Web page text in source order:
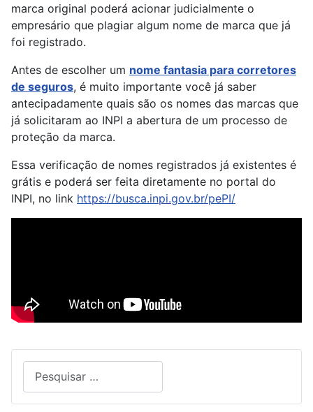
marca original poderá acionar judicialmente o
empresário que plagiar algum nome de marca que já
foi registrado.
Antes de escolher um nome fantasia para corretores
de seguros, é muito importante você já saber
antecipadamente quais são os nomes das marcas que
já solicitaram ao INPI a abertura de um processo de
proteção da marca.
Essa verificação de nomes registrados já existentes é
grátis e poderá ser feita diretamente no portal do
INPI, no link https://busca.inpi.gov.br/pePI/
Type 2 or more characters for results.